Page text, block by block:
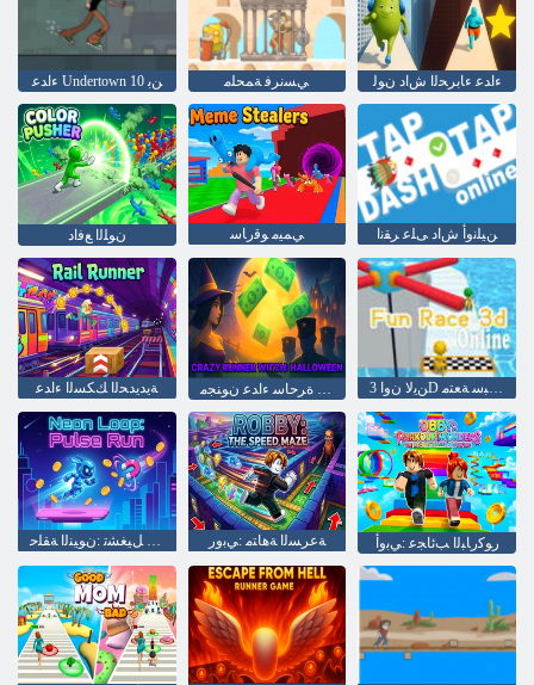
ءﺍﺪﻋ Undertown 10 ﻦﺑ ﻲﺴﻧﺮﻓ ﺔﻤﺤﻠﻣ ءﺍﺪﻋ ءﺎﺑﺮﺤﻟﺍ ﺵﺍﺩ ﻥﻮﻟ
ﻥﻮﻠﻟﺍ ﻊﻓﺍﺩ ﻲﻤﻴﻣ ﻮﻗﺭﺎﺳ ﻦﻴﻠﻧﻭﺃ ﺵﺍﺩ ﻰﻠﻋ ﺮﻘﻧﺍ
ﺔﻳﺪﻳﺪﺤﻟﺍ ﻚﻜﺴﻟﺍ ءﺍﺪﻋ ﻦﻳﻮﻟﺎﻫ ﺓﺮﺣﺎﺳ ءﺍﺪﻋ ﻥﻮﻨﺠﻣ
ﺾﺒﻨﻟﺍ ﻞﻴﻐﺸﺗ :ﻥﻮﻴﻨﻟﺍ ﺔﻘﻠﺣ ﺔﻋﺮﺴﻟﺍ ﺔﻫﺎﺘﻣ :ﻲﺑﻭﺭ ﺭﻮﻛﺭﺎﺒﻟﺍ ﺐﺋﺎﺠﻋ :ﻲﺑﻭﺃ